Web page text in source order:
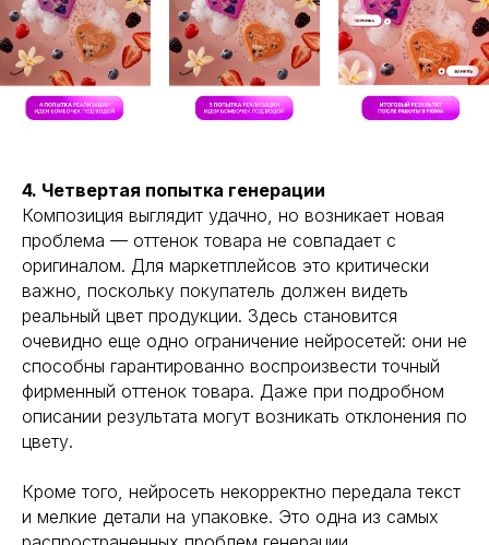
4. Четвертая попытка генерации
Композиция выглядит удачно, но возникает новая
проблема — оттенок товара не совпадает с
оригиналом. Для маркетплейсов это критически
важно, поскольку покупатель должен видеть
реальный цвет продукции. Здесь становится
очевидно еще одно ограничение нейросетей: они не
способны гарантированно воспроизвести точный
фирменный оттенок товара. Даже при подробном
описании результата могут возникать отклонения по
цвету.
Кроме того, нейросеть некорректно передала текст
и мелкие детали на упаковке. Это одна из самых